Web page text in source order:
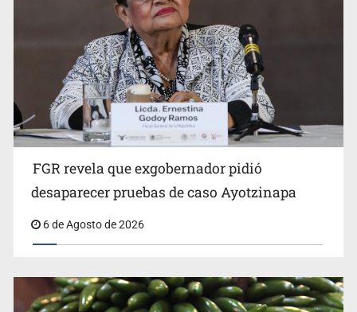
Kershenobich descarta brote de ciclosporiasis en
FGR revela que exgobernador pidió
desaparecer pruebas de caso Ayotzinapa
6 de Agosto de 2026